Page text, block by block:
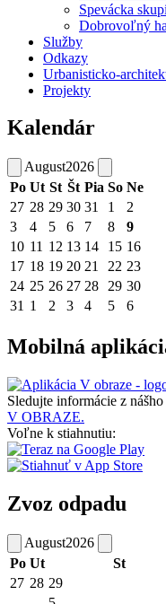
Spevácka
Dobrovoľný
Služby
Odkazy
Urbanisticko-
Projekty
Kalendár
August2026
Po Ut St Št Pia So Ne
27 28 29 30 31 1
2
3
4 5 6 7 8
9
10 11 12 13 14 15 16
17 18 19 20 21 22 23
24 25 26 27 28 29 30
31 1 2 3 4 5 6
Mobilná
Sledujte informácie z
V OBRAZE.
Voľne k stiahnutiu:
Zvoz odpadu
August2026
Po Ut St
27 28 29